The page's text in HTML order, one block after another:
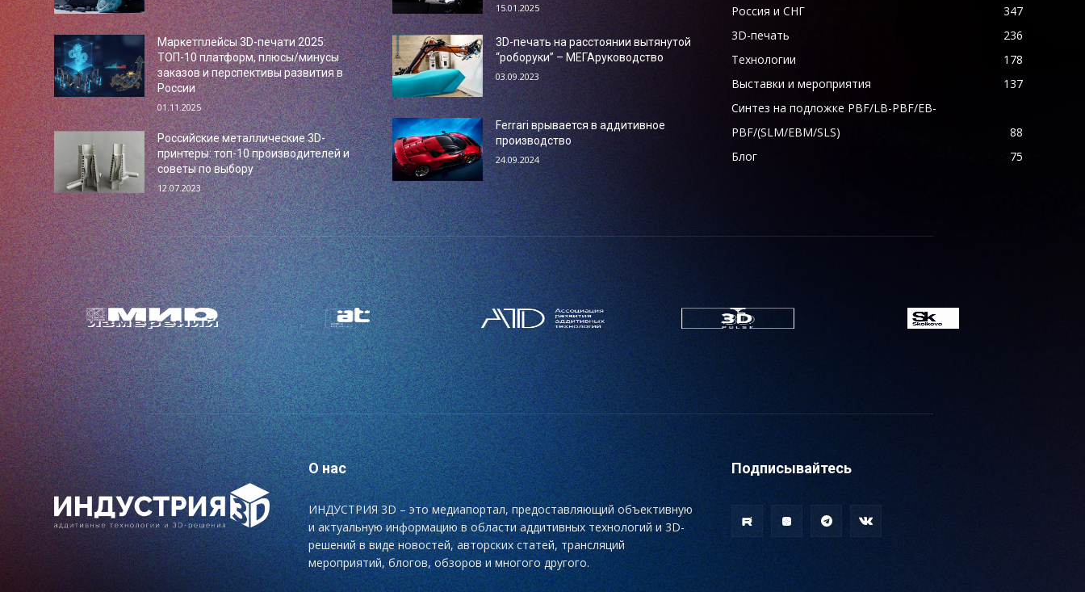
Маркетплейсы 3D-печати 2025:
ТОП-10 платформ, плюсы/минусы
заказов и перспективы развития в
России
01.11.2025
Российские металлические 3D-
принтеры: топ-10 производителей и
советы по выбору
12.07.2023
15.01.2025
3D-печать на расстоянии вытянутой
“роборуки” – МЕГАруководство
03.09.2023
Ferrari врывается в аддитивное
производство
24.09.2024
Россия и СНГ
347
3D-печать
236
Технологии
178
Выставки и мероприятия
137
Синтез на подложке PBF/LB-PBF/EB-
PBF/(SLM/EBM/SLS)
88
Блог
75
О нас
ИНДУСТРИЯ 3D – это медиапортал, предоставляющий объективную
и актуальную информацию в области аддитивных технологий и 3D-
решений в виде новостей, авторских статей, трансляций
мероприятий, блогов, обзоров и многого другого.
Подписывайтесь